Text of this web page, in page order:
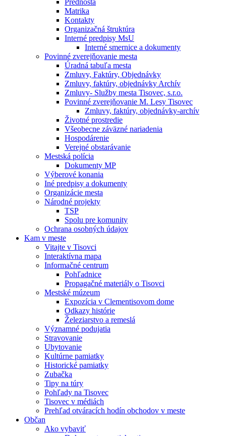
Prednosta
Matrika
Kontakty
Organizačná štruktúra
Interné predpisy MsU
Interné smernice a dokumenty
Povinné zverejňovanie mesta
Úradná tabuľa mesta
Zmluvy, Faktúry, Objednávky
Zmluvy, faktúry, objednávky Archív
Zmluvy- Služby mesta Tisovec, s.r.o.
Povinné zverejňovanie M. Lesy Tisovec
Zmluvy, faktúry, objednávky-archív
Životné prostredie
Všeobecne záväzné nariadenia
Hospodárenie
Verejné obstarávanie
Mestská polícia
Dokumenty MP
Výberové konania
Iné predpisy a dokumenty
Organizácie mesta
Národné projekty
TSP
Spolu pre komunity
Ochrana osobných údajov
Kam v meste
Vitajte v Tisovci
Interaktívna mapa
Informačné centrum
Pohľadnice
Propagačné materiály o Tisovci
Mestské múzeum
Expozícia v Clementisovom dome
Odkazy histórie
Železiarstvo a remeslá
Významné podujatia
Stravovanie
Ubytovanie
Kultúrne pamiatky
Historické pamiatky
Zubačka
Tipy na túry
Pohľady na Tisovec
Tisovec v médiách
Prehľad otváracích hodín obchodov v meste
Občan
Ako vybaviť